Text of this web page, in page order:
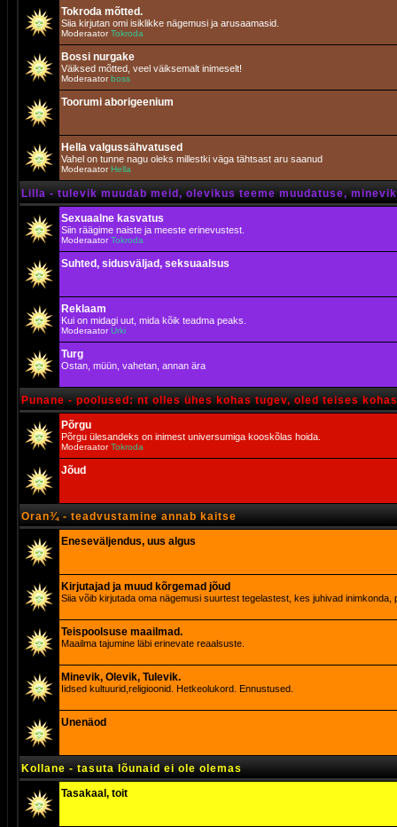
Tokroda mõtted.
Siia kirjutan omi isiklikke nägemusi ja arusaamasid.
ModeraatorTokroda
Bossi nurgake
Väiksed mõtted, veel väiksemalt inimeselt!
Moderaatorboss
Toorumi aborigeenium
Hella valgussähvatused
Vahel on tunne nagu oleks millestki väga tähtsast aru saanud
Moderaator Hella
Lilla - tulevik muudab meid, olevikus teeme muudatuse,
Sexuaalne kasvatus
Siin räägime naiste ja meeste erinevustest.
ModeraatorTokroda
Suhted, sidusväljad, seksuaalsus
Reklaam
Kui on midagi uut, mida kõik teadma peaks.
ModeraatorUrki
Turg
Ostan, müün, vahetan, annan ära
Punane - poolused: nt olles ühes kohas tugev, oled teises
Põrgu
Põrgu ülesandeks on inimest universumiga kooskõlas hoida.
ModeraatorTokroda
Jõud
Oran¾ - teadvustamine annab kaitse
Eneseväljendus, uus algus
Kirjutajad ja muud kõrgemad jõud
Siia võib kirjutada oma nägemusi suurtest tegelastest, kes juhivad inimkonda,
Teispoolsuse maailmad.
Maailma tajumine läbi erinevate reaalsuste.
Minevik, Olevik, Tulevik.
Iidsed kultuurid,religioonid. Hetkeolukord. Ennustused.
Unenäod
Kollane - tasuta lõunaid ei ole olemas
Tasakaal, toit